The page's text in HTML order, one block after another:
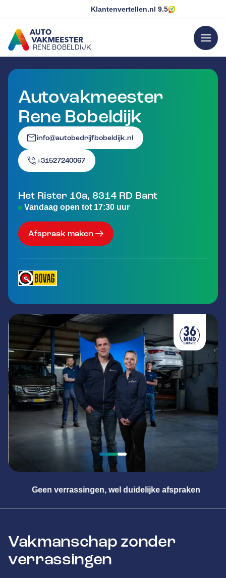
Klantenvertellen.nl 9.5
RENE BOBELDIJK
GA NAAR DE HOMEPAGINA
menu
Autovakmeester
Rene Bobeldijk
info@autobedrijfbobeldijk.nl
+31527240067
Het Rister 10a, 8314 RD Bant
Vandaag open tot 17:30 uur
Afspraak maken
Geen verrassingen, wel duidelijke afspraken
Vakmanschap zonder
verrassingen